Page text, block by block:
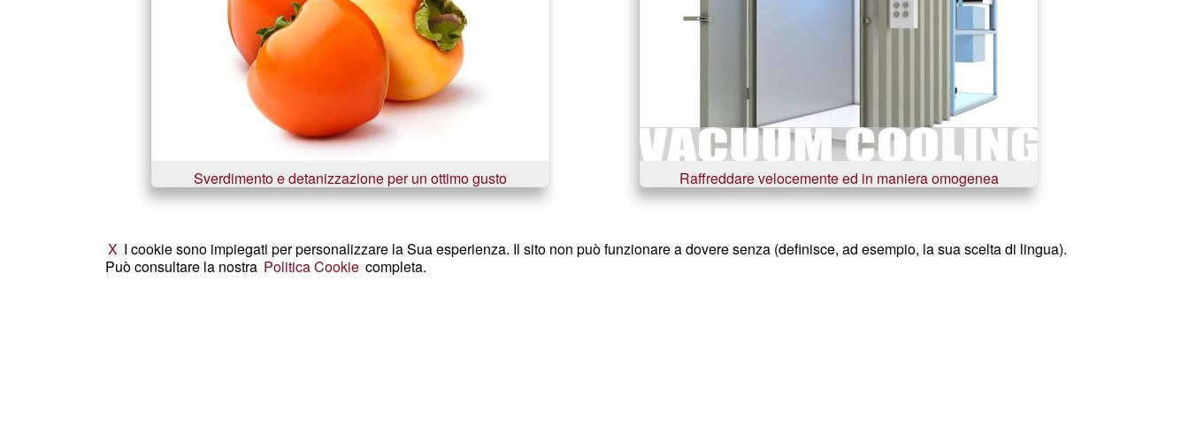
Sverdimento e detanizzazione per un ottimo gusto Raffreddare velocemente ed in maniera omogenea
X I cookie sono impiegati per personalizzare la Sua esperienza. Il sito non può funzionare a dovere senza (definisce, ad esempio, la sua scelta di lingua).
Può consultare la nostra Politica Cookie completa.